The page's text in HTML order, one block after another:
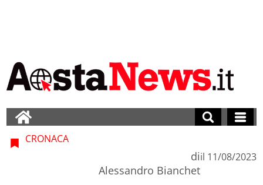
CRONACA
di
Alessandro Bianchet
il 11/08/2023